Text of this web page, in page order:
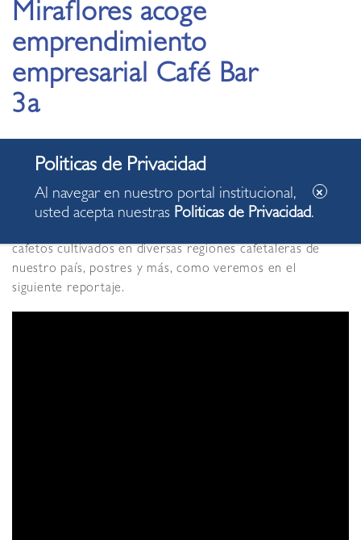
Miraflores acoge
emprendimiento
empresarial Café Bar
3a
15.04.2021
Nuestro distrito acoge un nuevo emprendimiento
empresarial privado en la calle Porta 120, en tiempos de
cafetos cultivados en diversas regiones cafetaleras de
nuestro país, postres y más, como veremos en el
siguiente reportaje.
Al navegar en nuestro portal institucional,
usted acepta nuestras Politicas de Privacidad.